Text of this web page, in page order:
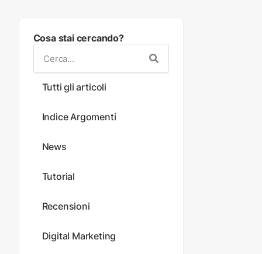
Cosa stai cercando?
Tutti gli articoli
Indice Argomenti
News
Tutorial
Recensioni
Digital Marketing